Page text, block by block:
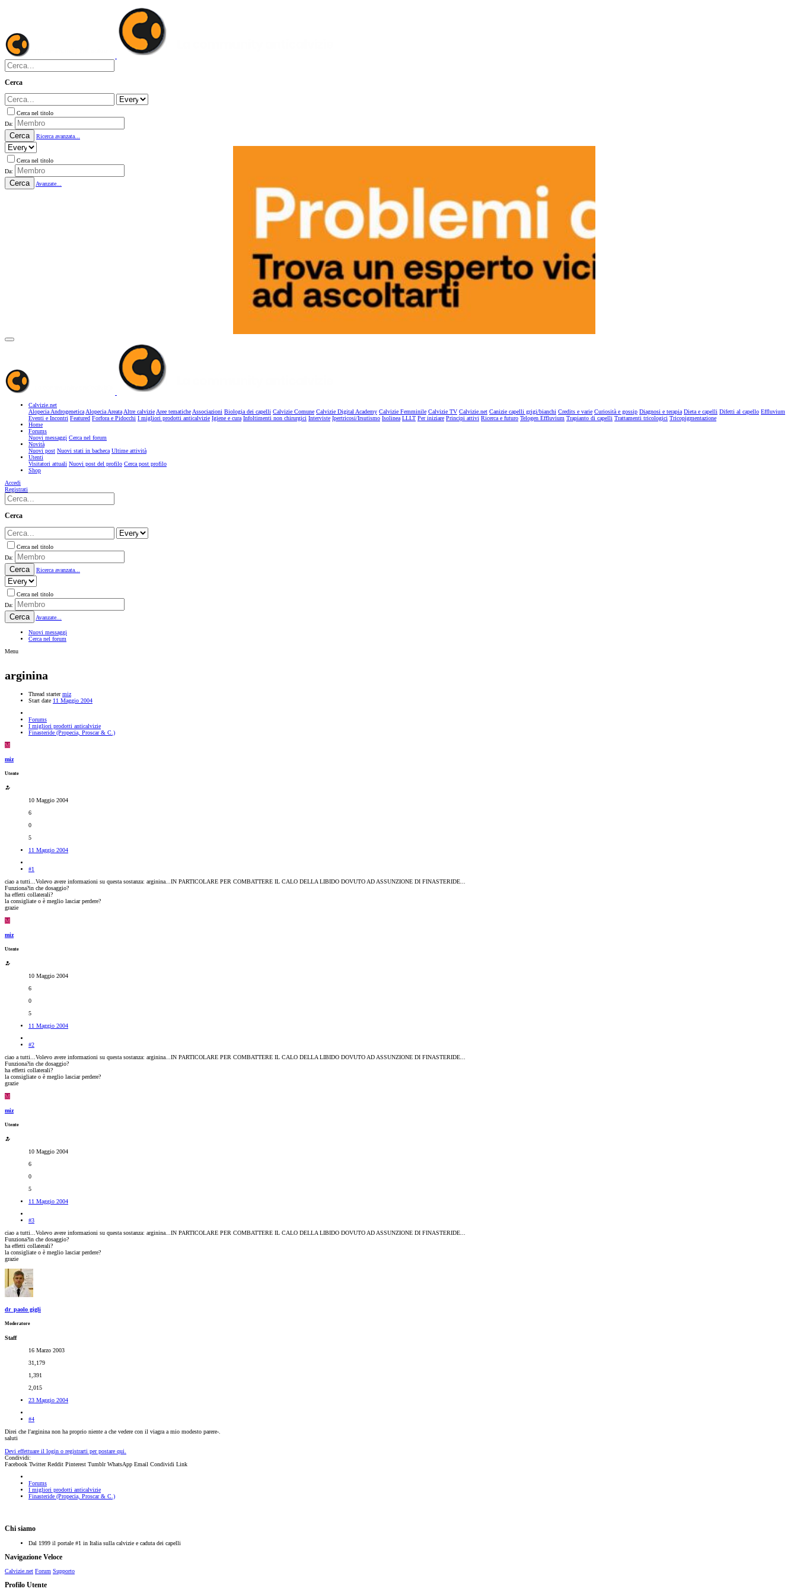
Cerca
Cerca nel titolo
Da:
Cerca Ricerca avanzata...
Cerca nel titolo
Da:
Cerca Avanzate...
Calvizie.net
Alopecia AndrogeneticaAlopecia AreataAltre calvizieAree tematicheAssociazioni Biologia dei capelli Calvizie Comune Calvizie Digital Academy Calvizie Femminile Calvizie TV Calvizie.net Canizie capelli grigi/bianchi Credits e varie Curiosità e gossip Diagnosi e terapia Dieta e capelli Difetti al capello Effluvium
Eventi e Incontri Featured Forfora e Pidocchi I migliori prodotti anticalvizie Igiene e cura Infoltimenti non chirurgici Interviste Ipertricosi/Irsutismo Isolinea LLLT Per iniziare Principi attivi Ricerca e futuro Telogen Effluvium Trapianto di capelli Trattamenti tricologici Tricopigmentazione
Home
Forums
Nuovi messaggi Cerca nel forum
Novità
Nuovi post Nuovi stati in bacheca Ultime attività
Utenti
Visitatori attuali Nuovi post del profilo Cerca post profilo
Shop
Accedi
Registrati
Cerca
Cerca nel titolo
Da:
Cerca Ricerca avanzata...
Cerca nel titolo
Da:
Cerca Avanzate...
Nuovi messaggi
Cerca nel forum
Menu
arginina
Thread starter miz
Start date 11 Maggio 2004
Forums
I migliori prodotti anticalvizie
Finasteride (Propecia, Proscar & C.)
M
miz
Utente
10 Maggio 2004
6
0
5
11 Maggio 2004
#1
ciao a tutti...Volevo avere informazioni su questa sostanza: arginina...IN PARTICOLARE PER COMBATTERE IL CALO DELLA LIBIDO DOVUTO AD ASSUNZIONE DI FINASTERIDE...
Funziona?in che dosaggio?
ha effetti collaterali?
la consigliate o è meglio lasciar perdere?
grazie
M
miz
Utente
10 Maggio 2004
6
0
5
11 Maggio 2004
#2
ciao a tutti...Volevo avere informazioni su questa sostanza: arginina...IN PARTICOLARE PER COMBATTERE IL CALO DELLA LIBIDO DOVUTO AD ASSUNZIONE DI FINASTERIDE...
Funziona?in che dosaggio?
ha effetti collaterali?
la consigliate o è meglio lasciar perdere?
grazie
M
miz
Utente
10 Maggio 2004
6
0
5
11 Maggio 2004
#3
ciao a tutti...Volevo avere informazioni su questa sostanza: arginina...IN PARTICOLARE PER COMBATTERE IL CALO DELLA LIBIDO DOVUTO AD ASSUNZIONE DI FINASTERIDE...
Funziona?in che dosaggio?
ha effetti collaterali?
la consigliate o è meglio lasciar perdere?
grazie
dr_paolo gigli
Moderatore
Staff
16 Marzo 2003
31,179
1,391
2,015
23 Maggio 2004
#4
Direi che l'arginina non ha proprio niente a che vedere con il viagra a mio modesto parere-.
saluti
Devi effettuare il login o registrarti per postare qui.
Condividi:
Facebook Twitter Reddit Pinterest Tumblr WhatsApp Email Condividi Link
Forums
I migliori prodotti anticalvizie
Finasteride (Propecia, Proscar & C.)
Chi siamo
Dal 1999 il portale #1 in Italia sulla calvizie e caduta dei capelli
Navigazione Veloce
Calvizie.net Forum Supporto
Profilo Utente